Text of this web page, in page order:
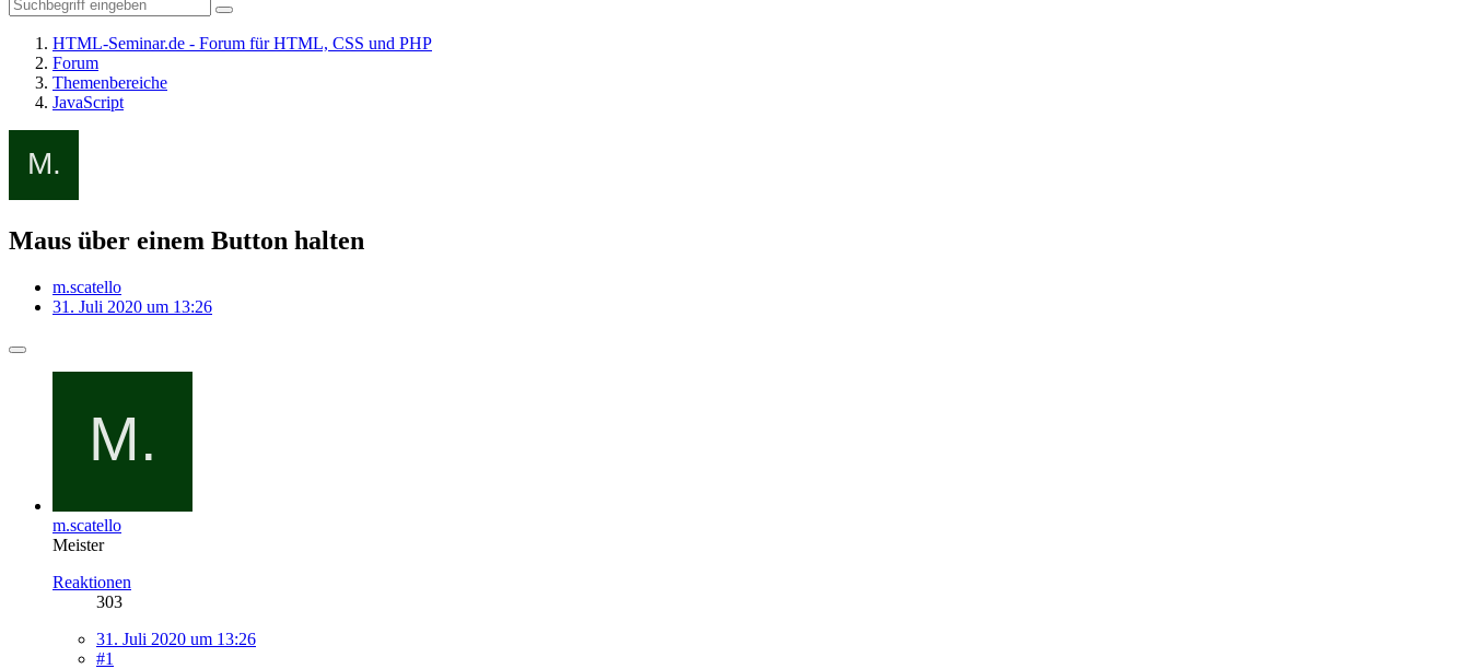
HTML-Seminar.de - Forum für HTML, CSS und PHP
Forum
Themenbereiche
JavaScript
Maus über einem Button halten
m.scatello
31. Juli 2020 um 13:26
m.scatello
Meister
Reaktionen
303
31. Juli 2020 um 13:26
#1